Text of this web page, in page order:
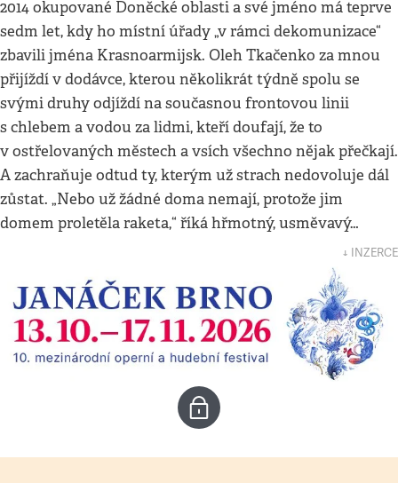
2014 okupované Doněcké oblasti a své jméno má teprve
sedm let, kdy ho místní úřady „v rámci dekomunizace“
zbavili jména Krasnoarmijsk. Oleh Tkačenko za mnou
přijíždí v dodávce, kterou několikrát týdně spolu se
svými druhy odjíždí na současnou frontovou linii
s chlebem a vodou za lidmi, kteří doufají, že to
v ostřelovaných městech a vsích všechno nějak přečkají.
A zachraňuje odtud ty, kterým už strach nedovoluje dál
zůstat. „Nebo už žádné doma nemají, protože jim
domem proletěla raketa,“ říká hřmotný, usměvavý…
↓ INZERCE